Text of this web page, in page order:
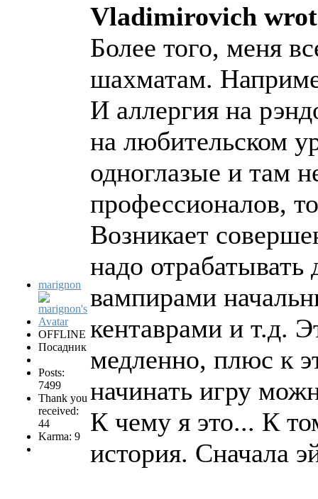
marignon
OFFLINE
Посадник
Posts:
7499
Thank you
received:
44
Karma: 9
Vladimirovich
Более того, меня
шахматам.
И аллергия на
на любительском
одноглазые и там
профессионалов,
Возникает
надо
вампирами
кентаврами и т.д.
медленно, плюс к
начинать игру
К чему я это... К
история. Сначала